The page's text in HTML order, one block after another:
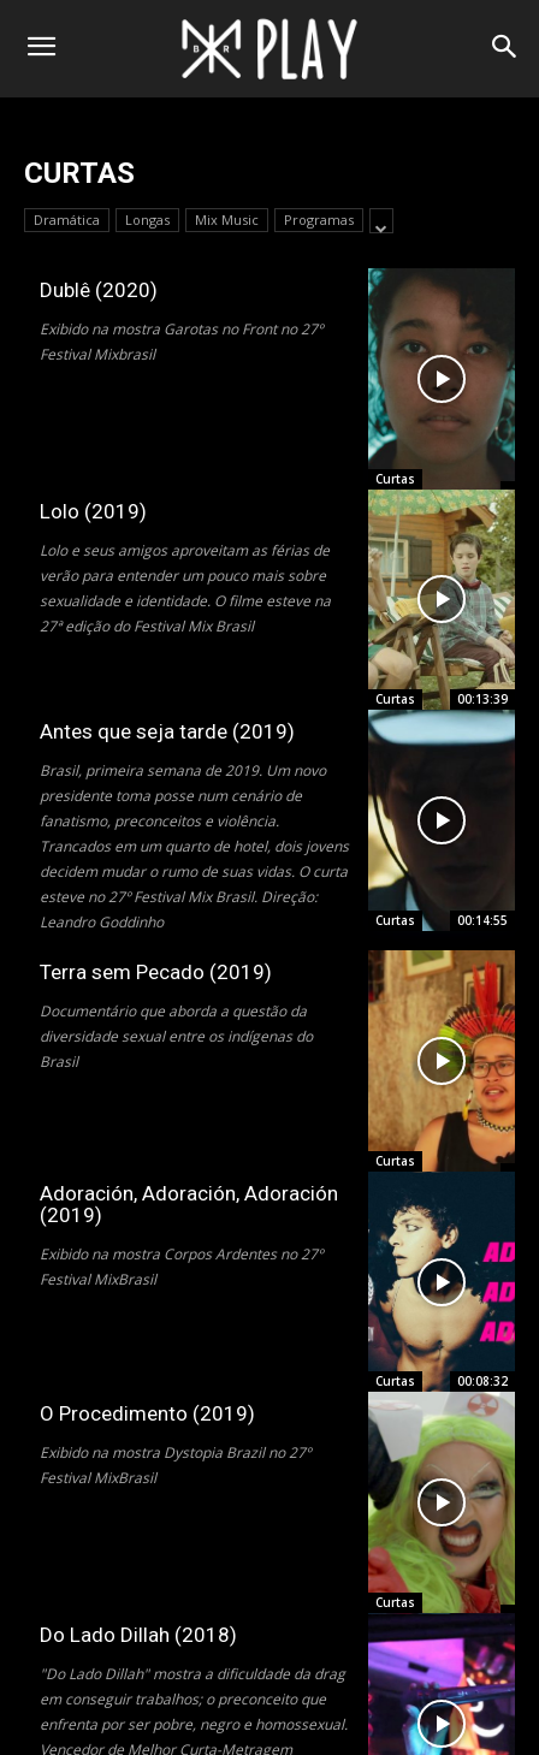
CURTAS
Dramática Longas Mix Music Programas
Curtas
Dublê (2020)
Exibido na mostra Garotas no Front no 27º
Festival Mixbrasil
Curtas 00:13:39
Lolo (2019)
Lolo e seus amigos aproveitam as férias de
verão para entender um pouco mais sobre
sexualidade e identidade. O filme esteve na
27ª edição do Festival Mix Brasil
Curtas 00:14:55
Antes que seja tarde (2019)
Brasil, primeira semana de 2019. Um novo
presidente toma posse num cenário de
fanatismo, preconceitos e violência.
Trancados em um quarto de hotel, dois jovens
decidem mudar o rumo de suas vidas. O curta
esteve no 27º Festival Mix Brasil. Direção:
Leandro Goddinho
Curtas
Terra sem Pecado (2019)
Documentário que aborda a questão da
diversidade sexual entre os indígenas do
Brasil
Curtas 00:08:32
Adoración, Adoración, Adoración
(2019)
Exibido na mostra Corpos Ardentes no 27º
Festival MixBrasil
Curtas
O Procedimento (2019)
Exibido na mostra Dystopia Brazil no 27º
Festival MixBrasil
Do Lado Dillah (2018)
"Do Lado Dillah" mostra a dificuldade da drag
em conseguir trabalhos; o preconceito que
enfrenta por ser pobre, negro e homossexual.
Vencedor de Melhor Curta-Metragem